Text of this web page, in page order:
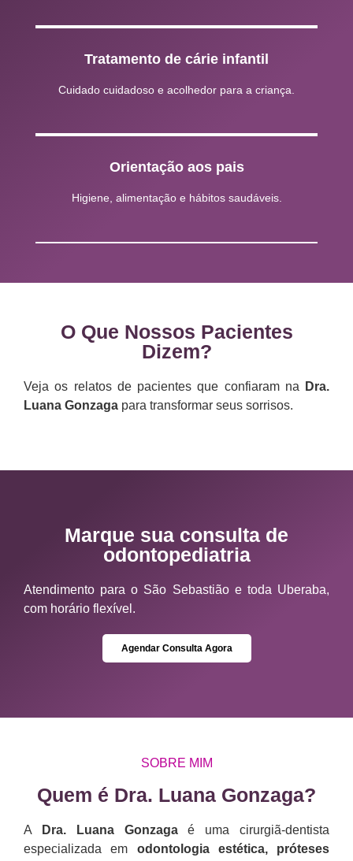
Tratamento de cárie infantil
Cuidado cuidadoso e acolhedor para a criança.
Orientação aos pais
Higiene, alimentação e hábitos saudáveis.
O Que Nossos Pacientes
Dizem?
Veja os relatos de pacientes que confiaram na
Dra.
Luana Gonzaga para transformar seus sorrisos.
Marque sua consulta de
odontopediatria
Atendimento para o São Sebastião e toda Uberaba,
com horário flexível.
Agendar Consulta Agora
SOBRE MIM
Quem é Dra. Luana Gonzaga?​
A Dra. Luana Gonzagaé uma cirurgiã-dentista
especializada em odontologia estética, próteses